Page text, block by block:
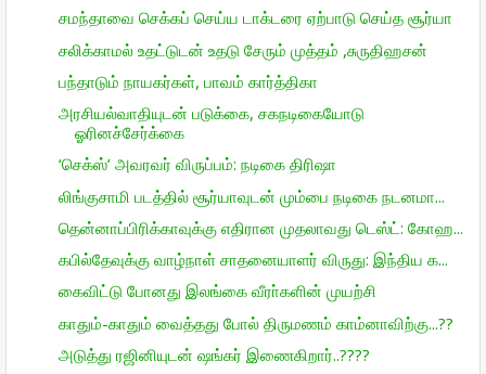
சமந்தாவை செக்கப் செய்ய டாக்டரை ஏற்பாடு செய்த சூர்யா
சலிக்காமல் உதட்டுடன் உதடு சேரும் முத்தம் ,சுருதிஹசன்
பந்தாடும் நாயகர்கள், பாவம் கார்த்திகா
அரசியல்வாதியுடன் படுக்கை, சகநடிகையோடு
ஓரினச்சேர்க்கை
‘செக்ஸ்’ அவரவர் விருப்பம்: நடிகை திரிஷா
லிங்குசாமி படத்தில் சூர்யாவுடன் மும்பை நடிகை நடனமா...
தென்னாப்பிரிக்காவுக்கு எதிரான முதலாவது டெஸ்ட்: கோஹ...
கபில்தேவுக்கு வாழ்நாள் சாதனையாளர் விருது: இந்திய க...
கைவிட்டு போனது இலங்கை வீரா்களின் முயற்சி
காதும்-காதும் வைத்தது போல் திருமணம் காம்னாவிற்கு...??
அடுத்து ரஜினியுடன் ஷங்கர் இணைகிறார்..????